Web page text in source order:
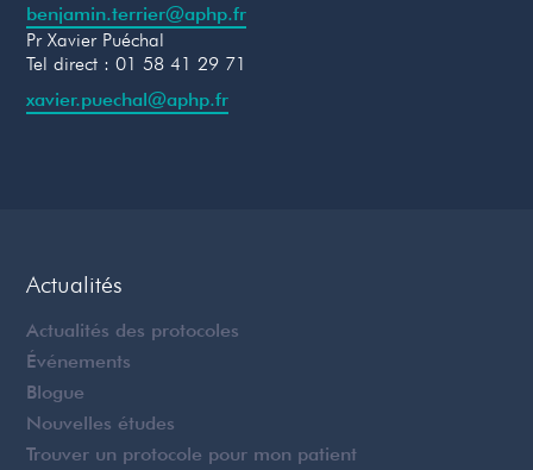
benjamin.terrier@aphp.fr
‍Pr Xavier Puéchal
Tel direct : 01 58 41 29 71
xavier.puechal@aphp.fr
Actualités
Actualités des protocoles
Événements
Blogue
Nouvelles études
Trouver un protocole pour mon patient